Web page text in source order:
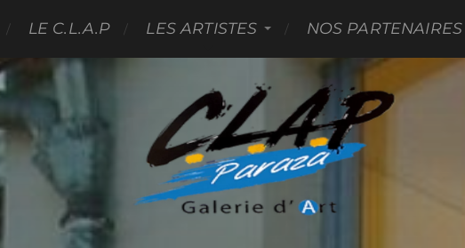
LE C.L.A.P LES ARTISTES NOS PARTENAIRES